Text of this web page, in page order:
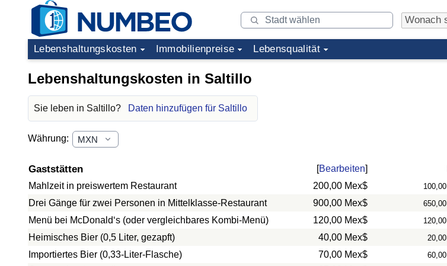
Lebenshaltungskosten Immobilienpreise Lebensqualität
Lebenshaltungskosten in Saltillo
Sie leben in Saltillo? Daten hinzufügen für Saltillo
Währung:
Gaststätten [Bearbeiten]
Mahlzeit in preiswertem Restaurant
200,00 Mex$ 100,00
Drei Gänge für zwei Personen in Mittelklasse-Restaurant 900,00 Mex$ 650,00
Menü bei McDonald‘s (oder vergleichbares Kombi-Menü) 120,00 Mex$ 120,00
Heimisches Bier (0,5 Liter, gezapft) 40,00 Mex$ 20,00
Importiertes Bier (0,33-Liter-Flasche) 70,00 Mex$ 60,00